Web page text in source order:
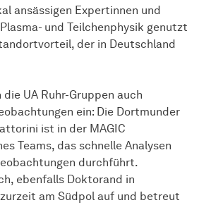
ansässigen Expertinnen und
und Teilchenphysik genutzt
der in Deutschland
UA Ruhr-Gruppen auch
ein: Die Dortmunder
ist in der MAGIC
Teams, das schnelle Analysen
durchführt.
ebenfalls Doktorand in
am Südpol auf und betreut